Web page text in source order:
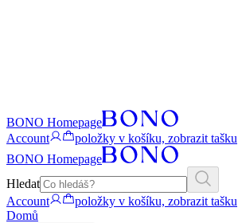
BONO Homepage
Account
položky v košíku, zobrazit tašku
BONO Homepage
Hledat
Account
položky v košíku, zobrazit tašku
Domů